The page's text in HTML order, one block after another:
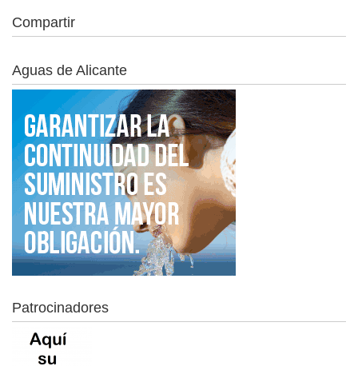
Compartir
Aguas de Alicante
Patrocinadores